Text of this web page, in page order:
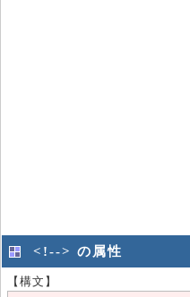
<!--> の属性
【構文】